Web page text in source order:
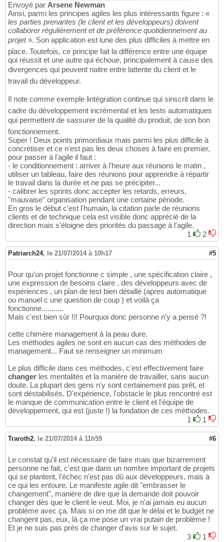
Envoyé par Arsene Newman
Ainsi, parmi les principes agiles les plus intéressants figure : «
les parties prenantes (le client et les développeurs) doivent
collaborer régulièrement et de préférence quotidiennement au
projet». Son application est lune des plus difficiles à mettre en
place. Toutefois, ce principe fait la différence entre une équipe
qui réussit et une autre qui échoue, principalement à cause des
divergences qui peuvent naitre entre lattente du client et le
travail du développeur.
Il note comme exemple lintégration continue qui sinscrit dans le
cadre du développement incrémental et les tests automatiques
qui permettent de sassurer de la qualité du produit, de son bon
fonctionnement.
Super ! Deux points primordiaux mais parmi les plus difficile à
concrétiser et ce n'est pas les deux choses à faire en premier,
pour passer à l'agile il faut :
- le conditionnement : arriver à l'heure aux réunions le matin ,
utiliser un tableau, faire des réunions pour apprendre à répartir
le travail dans la durée et ne pas se précipiter...
- calibrer les sprints donc accepter les retards, erreurs,
"mauvaise" organisation pendant une certaine période.
En gros le début c'est l'humain, la citation parle de réunions
clients et de technique cela est visible donc apprécié de la
direction mais s'éloigne des priorités du passage à l'agile.
1
2
Patriarch24, le 21/07/2014 à 10h17 #5
Pour qu'un projet fonctionne c simple , une spécification claire ,
une expression de besoins claire , des développeurs avec de
expériences , un plan de test bien détaillé (apres automatique
ou manuel c une question de coup ) et voilà ça
fonctionne...........
Mais c'est bien sûr !!! Pourquoi donc personne n'y a pensé ?!
cette chimère management à la peau dure.
Les méthodes agiles ne sont en aucun cas des méthodes de
management... Faut se renseigner un minimum
Le plus difficile dans ces méthodes, c'est effectivement faire
changer les mentalités et la manière de travailler, sans aucun
doute. La plupart des gens n'y sont certainement pas prêt, et
sont déstabilisés. D'expérience, l'obstacle le plus rencontré est
le manque de communication entre le client et l'équipe de
développement, qui est (juste !) la fondation de ces méthodes.
1
1
Traroth2, le 21/07/2014 à 11h59 #6
Le constat qu'il est nécessaire de faire mais que bizarrement
personne ne fait, c'est que dans un nombre important de projets
qui se plantent, l'échec n'est pas dû aux développeurs, mais à
ce qui les entoure. Le manifeste agile dit "embrasser le
changement", manière de dire que la demande doit pouvoir
changer dès que le client le veut. Moi, je n'ai jamais eu aucun
problème avec ça. Mais si on me dit que le délai et le budget ne
changent pas, eux, là ça me pose un vrai putain de problème !
Et je ne suis pas près de changer d'avis sur le sujet.
3
1